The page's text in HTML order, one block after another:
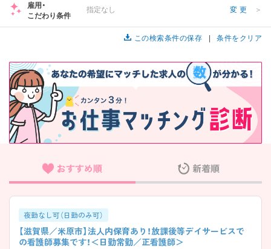
東海 関西
北海道・東北 中国・四国
九州・沖縄
施設形態 担当業務
病棟、外来など
診察科目
美容外科、
循環器内科など
こだわり条件
未経験歓迎、
年収
年収500万円以上など
雇用形態
正社員、契約社員など
フリーワード検索
雇用・
こだわり条件
指定なし 変更 ＞
この検索条件の保存 条件をクリア
おすすめ順 新着順
夜勤なし可（日勤のみ可）
【滋賀県／米原市】法人内保育あり！放課後等デイサービスで
の看護師募集です！＜日勤常勤／正看護師＞